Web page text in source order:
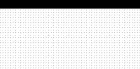
MAIL